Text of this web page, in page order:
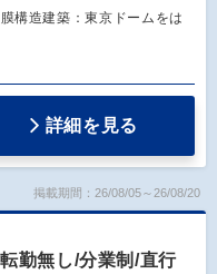
構造建築：東京ドームをは
詳細を見る
掲載期間：26/08/05～26/08/20
勤無し/分業制/直行